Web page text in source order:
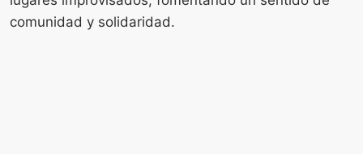
comunidad y solidaridad.